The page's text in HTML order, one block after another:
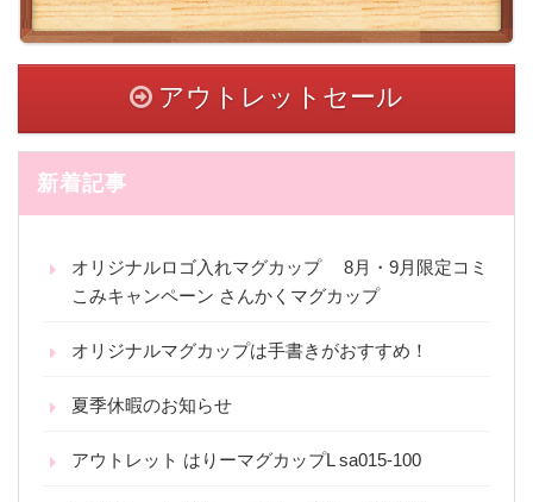
アウトレットセール
新着記事
オリジナルロゴ入れマグカップ 8月・9月限定コミ
こみキャンペーン さんかくマグカップ
オリジナルマグカップは手書きがおすすめ！
夏季休暇のお知らせ
アウトレット はりーマグカップL sa015-100